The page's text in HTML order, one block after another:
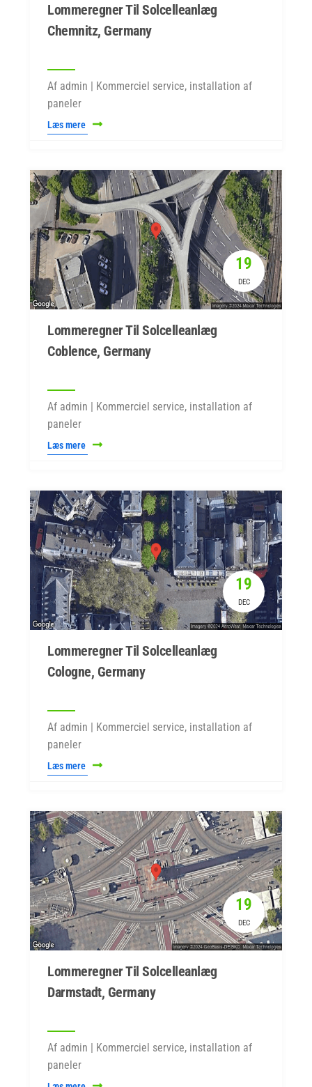
Lommeregner Til Solcelleanlæg
Chemnitz, Germany
Af admin | Kommerciel service, installation af
paneler
Læs mere
19
DEC
Lommeregner Til Solcelleanlæg
Coblence, Germany
Af admin | Kommerciel service, installation af
paneler
Læs mere
19
DEC
Lommeregner Til Solcelleanlæg
Cologne, Germany
Af admin | Kommerciel service, installation af
paneler
Læs mere
19
DEC
Lommeregner Til Solcelleanlæg
Darmstadt, Germany
Af admin | Kommerciel service, installation af
paneler